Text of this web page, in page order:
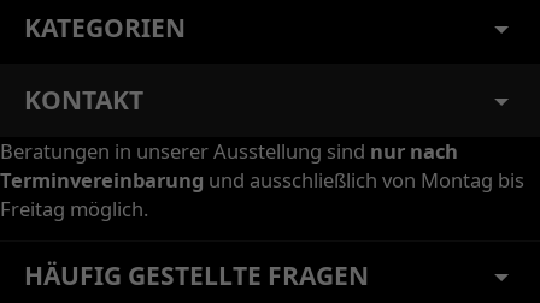
KATEGORIEN
KONTAKT
Beratungen in unserer Ausstellung sind nur nach
Terminvereinbarung und ausschließlich von Montag bis
Freitag möglich.
HÄUFIG GESTELLTE FRAGEN